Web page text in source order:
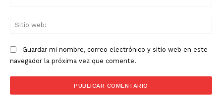
Guardar mi nombre, correo electrónico y sitio web en este
navegador la próxima vez que comente.